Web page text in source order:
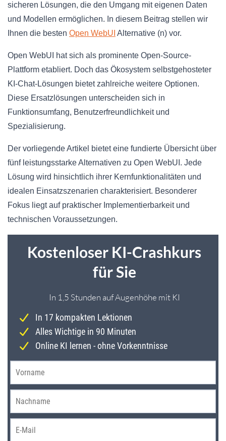
sicheren Lösungen, die den Umgang mit eigenen Daten
und Modellen ermöglichen. In diesem Beitrag stellen wir
Ihnen die besten Open WebUI Alternative (n) vor.
Open WebUI hat sich als prominente Open-Source-
Plattform etabliert. Doch das Ökosystem selbstgehosteter
KI-Chat-Lösungen bietet zahlreiche weitere Optionen.
Diese Ersatzlösungen unterscheiden sich in
Funktionsumfang, Benutzerfreundlichkeit und
Spezialisierung.
Der vorliegende Artikel bietet eine fundierte Übersicht über
fünf leistungsstarke Alternativen zu Open WebUI. Jede
Lösung wird hinsichtlich ihrer Kernfunktionalitäten und
idealen Einsatzszenarien charakterisiert. Besonderer
Fokus liegt auf praktischer Implementierbarkeit und
technischen Voraussetzungen.